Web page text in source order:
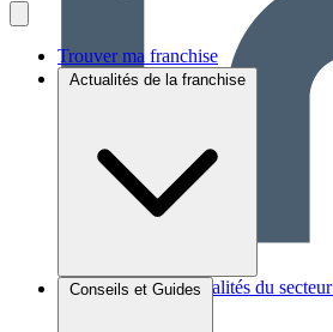
Trouver ma franchise
Actualités de la franchise
Brèves et actus Actualités du secteur
Conseils et Guides